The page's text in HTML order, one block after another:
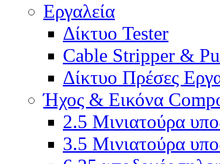
Εργαλεία
Δίκτυο Tester
Cable Stripper &
Δίκτυο Πρέσες
Ήχος & Εικόνα
2.5 Μινιατούρα
3.5 Μινιατούρα